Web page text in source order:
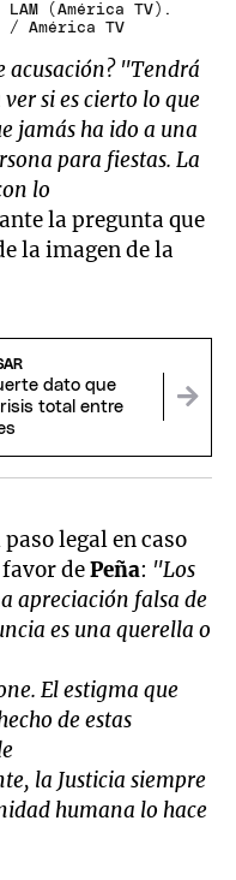
(América TV).
América TV
acusación? "Tendrá
si es cierto lo que
jamás ha ido a una
para fiestas. La
lo
ante la pregunta que
la imagen de la
dato que
total entre
legal en caso
favor dePeña: "Los
apreciación falsa de
es una querella o
El estigma que
de estas
la Justicia siempre
humana lo hace